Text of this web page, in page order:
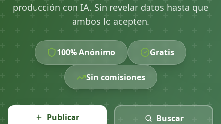
producción con IA. Sin revelar datos hasta que
ambos lo acepten.
100% Anónimo Gratis
Sin comisiones
Publicar Buscar